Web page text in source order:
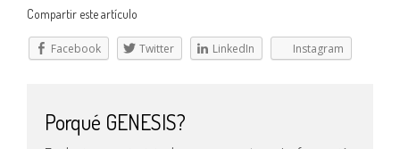
Compartir este artículo
Facebook Twitter LinkedIn Instagram
Porqué GENESIS?